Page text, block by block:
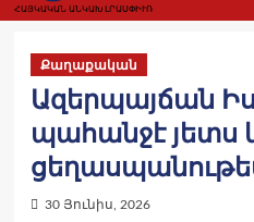
ՀԱՅԿԱԿԱՆ ԱՆԿԱԽ ԼՐԱՍՓԻՒՌ
Քաղաքական
Ազերպայճան
պահանջէ յետս
30 Յունիս, 2026